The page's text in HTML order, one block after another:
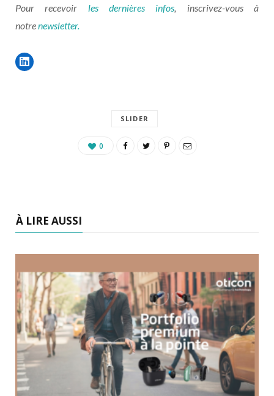
Pour recevoir les dernières infos, inscrivez-vous à
notrenewsletter.
SLIDER
0
À LIRE AUSSI